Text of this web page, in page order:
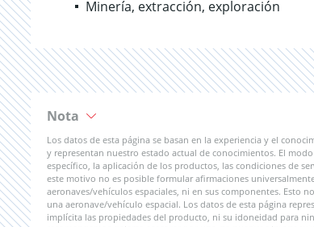
Minería, extracción, exploración
Nota
Los datos de esta página se basan en la experiencia y el
y representan nuestro estado actual de conocimientos. El
específico, la aplicación de los productos, las condiciones de
este motivo no es posible formular afirmaciones
aeronaves/vehículos espaciales, ni en sus componentes. Esto
una aeronave/vehículo espacial. Los datos de esta página
implícita las propiedades del producto, ni su idoneidad para